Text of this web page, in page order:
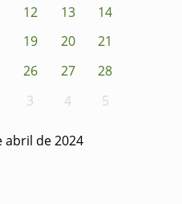
12 13
14
19 20
21
26 27
28
3 4 5
abril de 2024